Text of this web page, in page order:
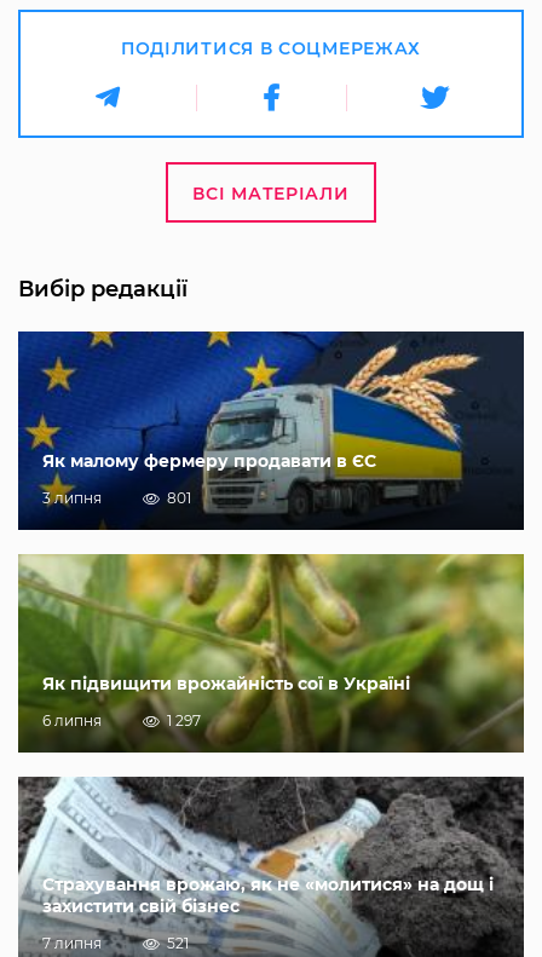
ПОДІЛИТИСЯ В СОЦМЕРЕЖАХ
ВСІ МАТЕРІАЛИ
Вибір редакції
Як малому фермеру продавати в ЄС
3 липня 801
Як підвищити врожайність сої в Україні
6 липня 1 297
Страхування врожаю, як не «молитися» на дощ і
захистити свій бізнес
7 липня 521